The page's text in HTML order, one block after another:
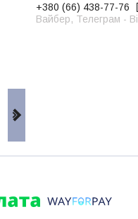
+380 (66) 438-77-76
Вайбер, Телеграм -